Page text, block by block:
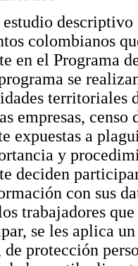
estudio
colombianos
en el Programa
se
territoriales
empresas, censo
expuestas a
y
deciden
con sus
trabajadores
se les aplica
de protección